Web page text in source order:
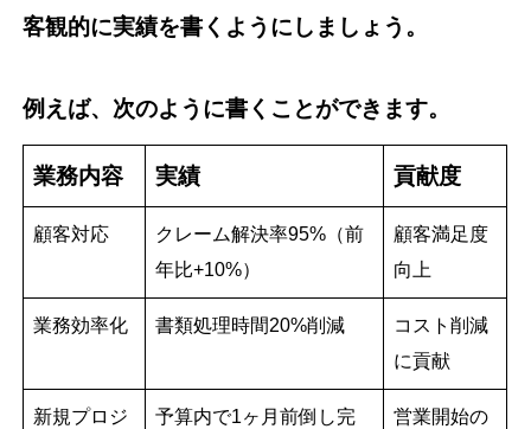
客観的に実績を書くようにしましょう。
例えば、次のように書くことができます。
業務内容 実績 貢献度
顧客対応
クレーム解決率95%（前
年比+10%）
顧客満足度
向上
業務効率化 書類処理時間20%削減
コスト削減
に貢献
新規プロジ
予算内で1ヶ月前倒し完
営業開始の